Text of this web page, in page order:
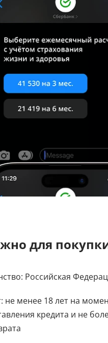
для
Российская
не менее 18 лет на
кредита и не